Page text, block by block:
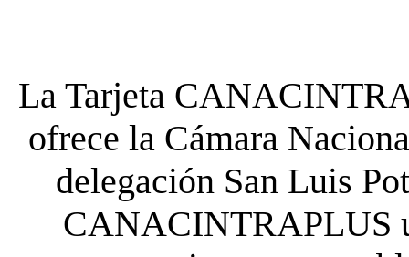
La Tarjeta
ofrece la Cámara
delegación San Luis
CANACINTRAPLUS